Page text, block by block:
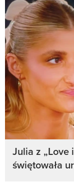
Julia z „Love
świętowała